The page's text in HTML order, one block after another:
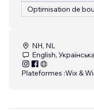
Optimisation de
NH, NL
English,
Plateformes :Wix &